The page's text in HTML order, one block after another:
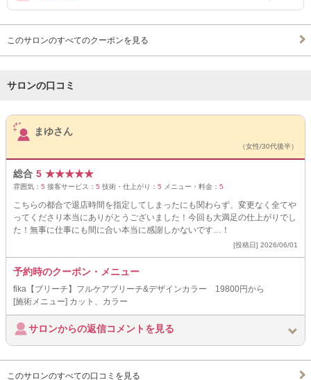
このサロンのすべてのクーポンを見る
サロンの口コミ
サロンPick Up
まゆさん
（女性/30代後半）
総合 5 ★★★★★
雰囲気： 5 接客サービス： 5 技術・仕上がり： 5 メニュー・料金： 5
こちらの都合で退店時間を指定してしまったにも関わらず、変更なく全てや
ってくださり本当にありがとうございました！今回も大満足の仕上がりでし
た！無事に仕事にも間に合い本当に感謝しかないです…！
[投稿日] 2026/06/01
予約時のクーポン・メニュー
fika【ブリーチ】フルケアブリーチ&デザインカラー 19800円から
[施術メニュー] カット、カラー
サロンからの返信コメントを見る
このサロンのすべての口コミを見る